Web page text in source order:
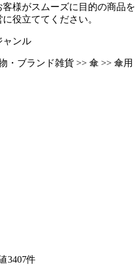
様がスムーズに目的の商品を
役立ててください。
ャンル
・ブランド雑貨 >> 傘 >> 傘用
3407件